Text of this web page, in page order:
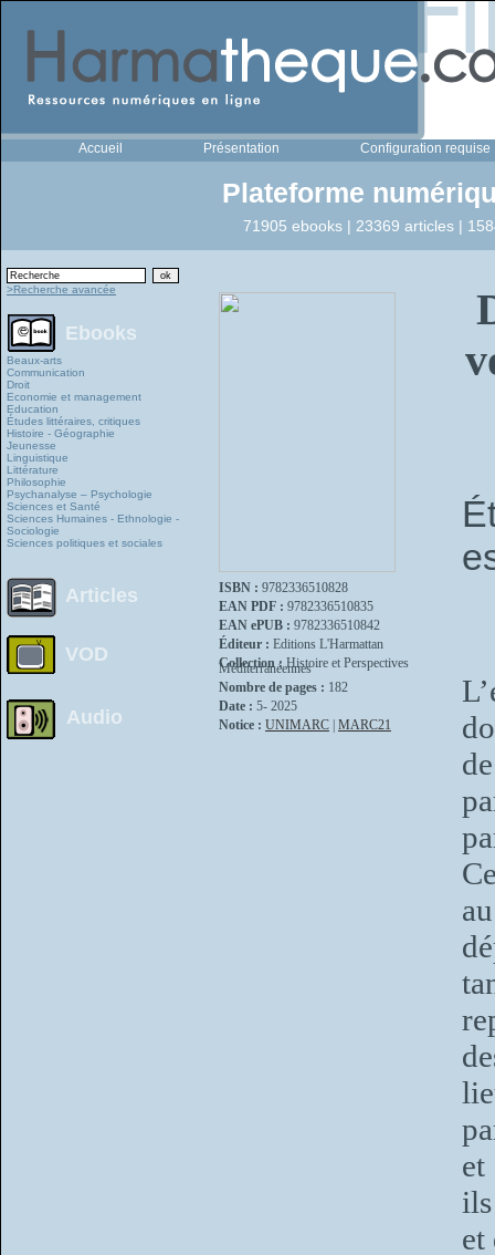
Accueil Présentation Configuration requise
Plateforme
71905 ebooks | 23369 articles |
>Recherche avancée
Ebooks
Beaux-arts
Communication
Droit
Economie et management
Education
Études littéraires, critiques
Histoire - Géographie
Jeunesse
Linguistique
Littérature
Philosophie
Psychanalyse – Psychologie
Sciences et Santé
Sciences Humaines - Ethnologie -
Sociologie
Sciences politiques et sociales
Articles
VOD
Audio
ISBN : 9782336510828
EAN PDF : 9782336510835
EAN ePUB : 9782336510842
Éditeur : Editions L'Harmattan
Collection :Histoire et Perspectives
Méditerranéennes
Nombre de pages : 182
Date : 5- 2025
Notice : UNIMARC MARC21
et
et